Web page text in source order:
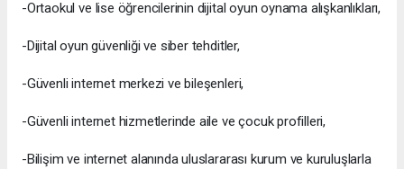
-Ortaokul ve lise öğrencilerinin dijital oyun oynama alışkanlıkları,
-Dijital oyun güvenliği ve siber tehditler,
-Güvenli internet merkezi ve bileşenleri,
-Güvenli internet hizmetlerinde aile ve çocuk profilleri,
-Bilişim ve internet alanında uluslararası kurum ve kuruluşlarla